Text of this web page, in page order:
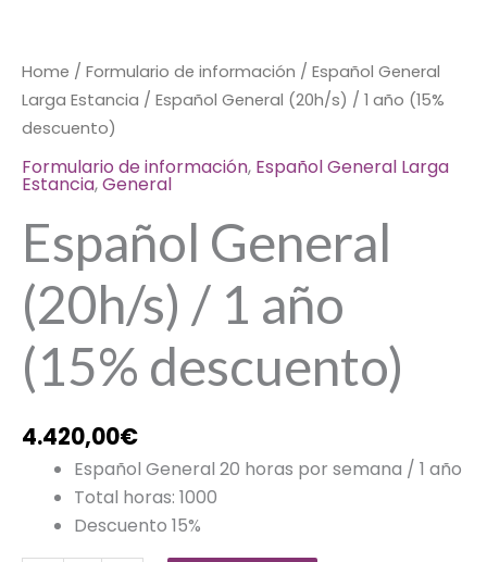
Home / Formulario de información / Español General
Larga Estancia / Español General (20h/s) / 1 año (15%
descuento)
Formulario de información, Español General Larga
Estancia,General
Español General
(20h/s) / 1 año
(15% descuento)
4.420,00€
Español General 20 horas por semana / 1 año
Total horas: 1000
Descuento 15%